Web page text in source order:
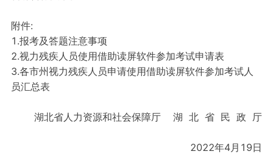
附件:
1.报考及答题注意事项
2.视力残疾人员使用借助读屏软件参加考试申请表
3.各市州视力残疾人员申请使用借助读屏软件参加考试人
员汇总表
湖北省人力资源和社会保障厅 湖 北 省 民 政 厅
2022年4月19日